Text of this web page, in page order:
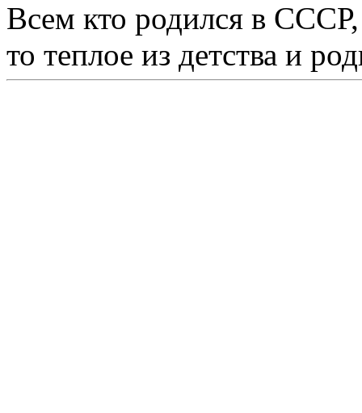
Всем кто родился в
то теплое из детства и